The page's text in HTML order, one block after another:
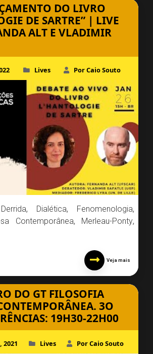
DO LIVRO
DE SARTRE” | LIVE
ALT E VLADIMIR
Lives Por Caio Souto
Derrida, Dialética, Fenomenologia,
Contemporânea, Merleau-Ponty,
Veja mais
DO GT FILOSOFIA
3O
19H30-22H00
2021 Lives Por Caio Souto